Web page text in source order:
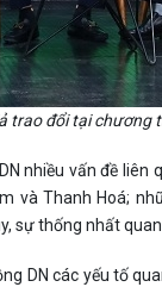
trao đổi tại chương
nhiều vấn đề
và Thanh Hoá;
sự thống nhất
DN các yếu tố